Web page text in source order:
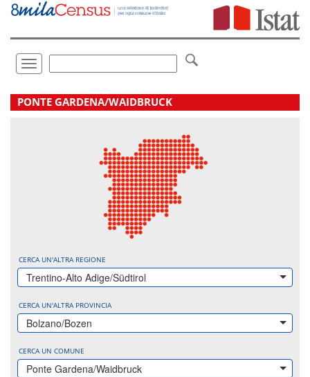
Vai
direttamente
Toggle
navigation
.
PONTE GARDENA/WAIDBRUCK
CERCA UN'ALTRA REGIONE
Trentino-Alto Adige/Südtirol
CERCA UN'ALTRA PROVINCIA
Bolzano/Bozen
CERCA UN COMUNE
Ponte Gardena/Waidbruck